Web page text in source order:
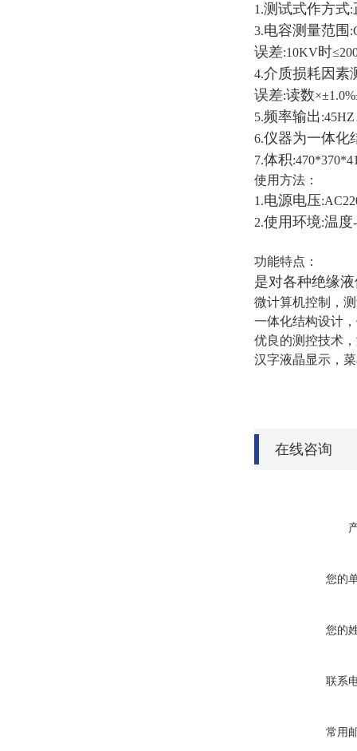
1.测试式作方式:
3.电容测量范围
误差:10KV时
4.介质损耗因素
误差:读数
5.频率输出:45HZ
6.仪器为一体化
7.体积
使用方法：
1.电源电压
2.使用环境:温度
功能特点：
是对各种绝缘
微计算机控制，
一体化结构设计
优良的测控技术
汉字液晶显示，
在线咨询
您的
您的
联系
常用